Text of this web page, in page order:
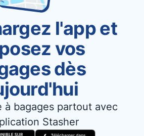
l'app et
vos
dès
à bagages partout avec
Stasher